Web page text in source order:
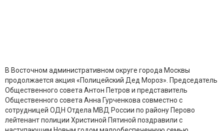
В Восточном административном округе города Москвы
продолжается акция «Полицейский Дед Мороз». Председатель
Общественного совета Антон Петров и представитель
Общественного совета Анна Гурченкова совместно с
сотрудницей ОДН Отдела МВД России по району Перово
лейтенант полиции Христиной Пятиной поздравили с